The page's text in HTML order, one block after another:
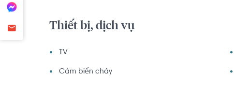
Thiết bị, dịch vụ
TV
Cảm biến cháy